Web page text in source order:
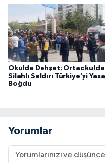
Okulda Dehşet: Ortaokulda
Silahlı Saldırı Türkiye’yi Yasa
Boğdu
Yorumlar